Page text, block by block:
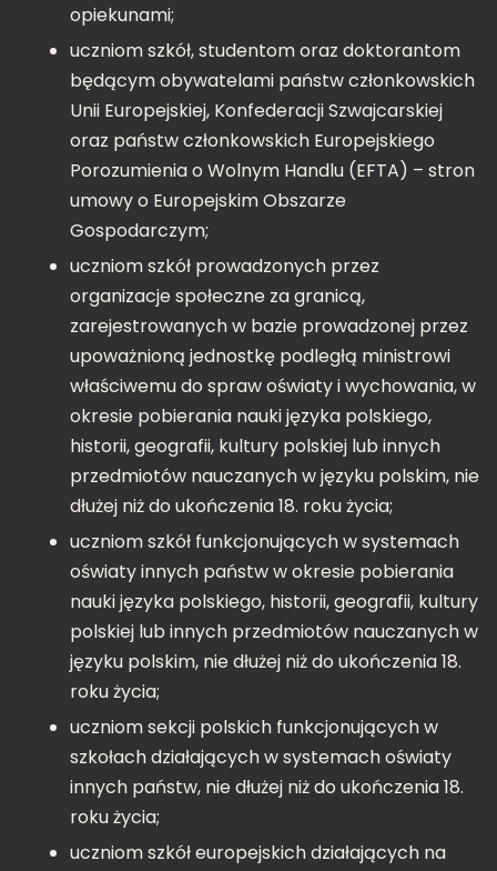
opiekunami;
uczniom szkół, studentom oraz doktorantom
będącym obywatelami państw członkowskich
Unii Europejskiej, Konfederacji Szwajcarskiej
oraz państw członkowskich Europejskiego
Porozumienia o Wolnym Handlu (EFTA) – stron
umowy o Europejskim Obszarze
Gospodarczym;
uczniom szkół prowadzonych przez
organizacje społeczne za granicą,
zarejestrowanych w bazie prowadzonej przez
upoważnioną jednostkę podległą ministrowi
właściwemu do spraw oświaty i wychowania, w
okresie pobierania nauki języka polskiego,
historii, geografii, kultury polskiej lub innych
przedmiotów nauczanych w języku polskim, nie
dłużej niż do ukończenia 18. roku życia;
uczniom szkół funkcjonujących w systemach
oświaty innych państw w okresie pobierania
nauki języka polskiego, historii, geografii, kultury
polskiej lub innych przedmiotów nauczanych w
języku polskim, nie dłużej niż do ukończenia 18.
roku życia;
uczniom sekcji polskich funkcjonujących w
szkołach działających w systemach oświaty
innych państw, nie dłużej niż do ukończenia 18.
roku życia;
uczniom szkół europejskich działających na